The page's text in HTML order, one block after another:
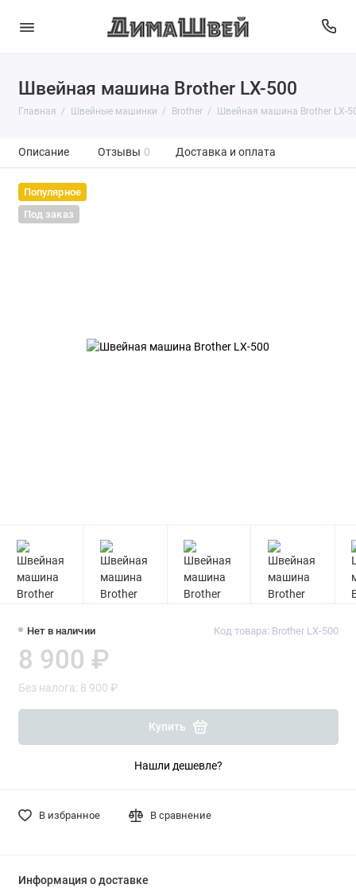
Швейная машина Brother LX-500
Главная Швейные машинки Brother Швейная машина Brother LX-
Описание Отзывы 0 Доставка и оплата
Популярное
Под заказ
Нет в наличии Код товара: Brother LX-500
8 900 ₽
Без налога: 8 900 ₽
Купить
Нашли дешевле?
В избранное В сравнение
Информация о доставке